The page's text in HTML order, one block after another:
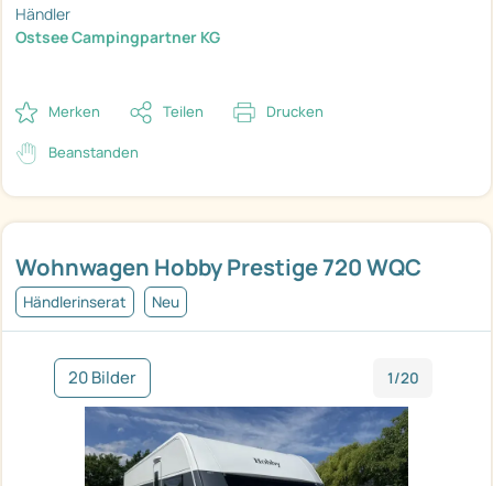
Wohnwagen Hobby Prestige 720 WQC
Händlerinserat Neu
20 Bilder 1/20
Händler
Ostsee Campingpartner KG
Merken Teilen Drucken
Beanstanden